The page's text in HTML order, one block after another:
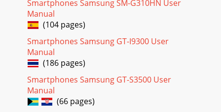
Telefonbog for at vælge oplysningerne
Page 41 - Meddelelser
sende• åbnet af modtagerenTryk på <Funkt.>, når du får vist
en meddelelse, for at få adga
44MenufunktionerAldrig: Telefonen afviser
tjenestemeddelelser.Valgfri: Telefonen modtager
tjenestemeddelelser fra den valgte webserver.•Slet alle: Sle
Smartphones Samsung SM-G310HN User
Manual
(104 pages)
Smartphones Samsung GT-I9300 User
Manual
(186 pages)
Smartphones Samsung GT-S3500 User
Manual
(66 pages)